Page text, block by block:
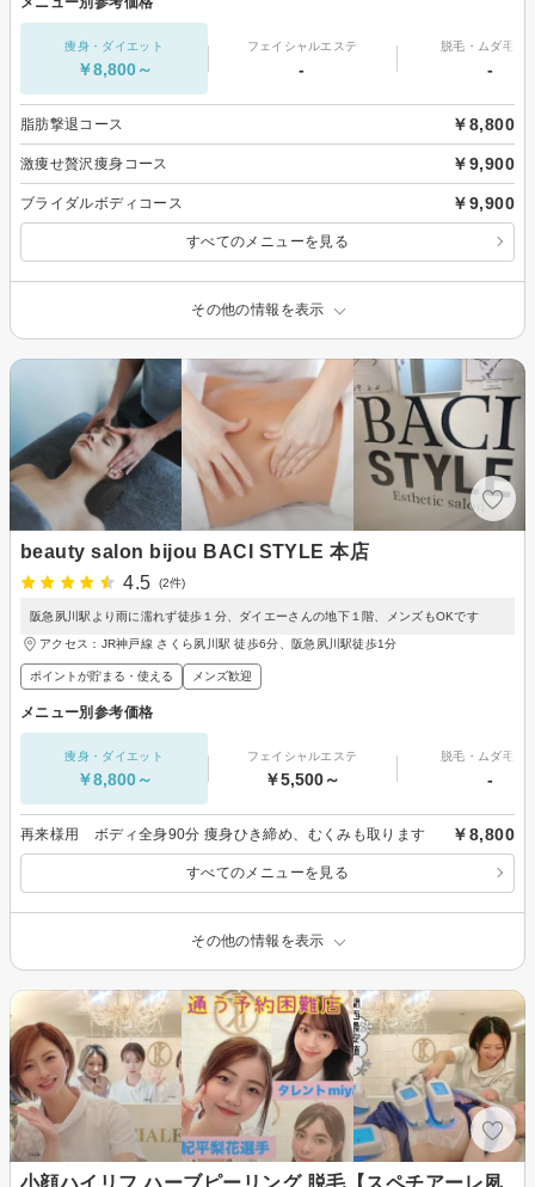
痩身・ダイエット
￥8,800～
フェイシャルエステ
-
脱毛・ムダ毛処
-
脂肪撃退コース ￥8,800
激痩せ贅沢痩身コース ￥9,900
ブライダルボディコース ￥9,900
すべてのメニューを見る
その他の情報を表示
beauty salon bijou BACI STYLE 本店
4.5
(2件)
阪急夙川駅より雨に濡れず徒歩１分、ダイエーさんの地下１階、メンズもOKです
アクセス：JR神戸線 さくら夙川駅 徒歩6分、阪急夙川駅徒歩1分
ポイントが貯まる・使える メンズ歓迎
メニュー別参考価格
痩身・ダイエット
￥8,800～
フェイシャルエステ
￥5,500～
脱毛・ムダ毛処
-
再来様用 ボディ全身90分 痩身ひき締め、むくみも取ります ￥8,800
すべてのメニューを見る
その他の情報を表示
小顔ハイリフ ハーブピーリング 脱毛【スペチアーレ夙